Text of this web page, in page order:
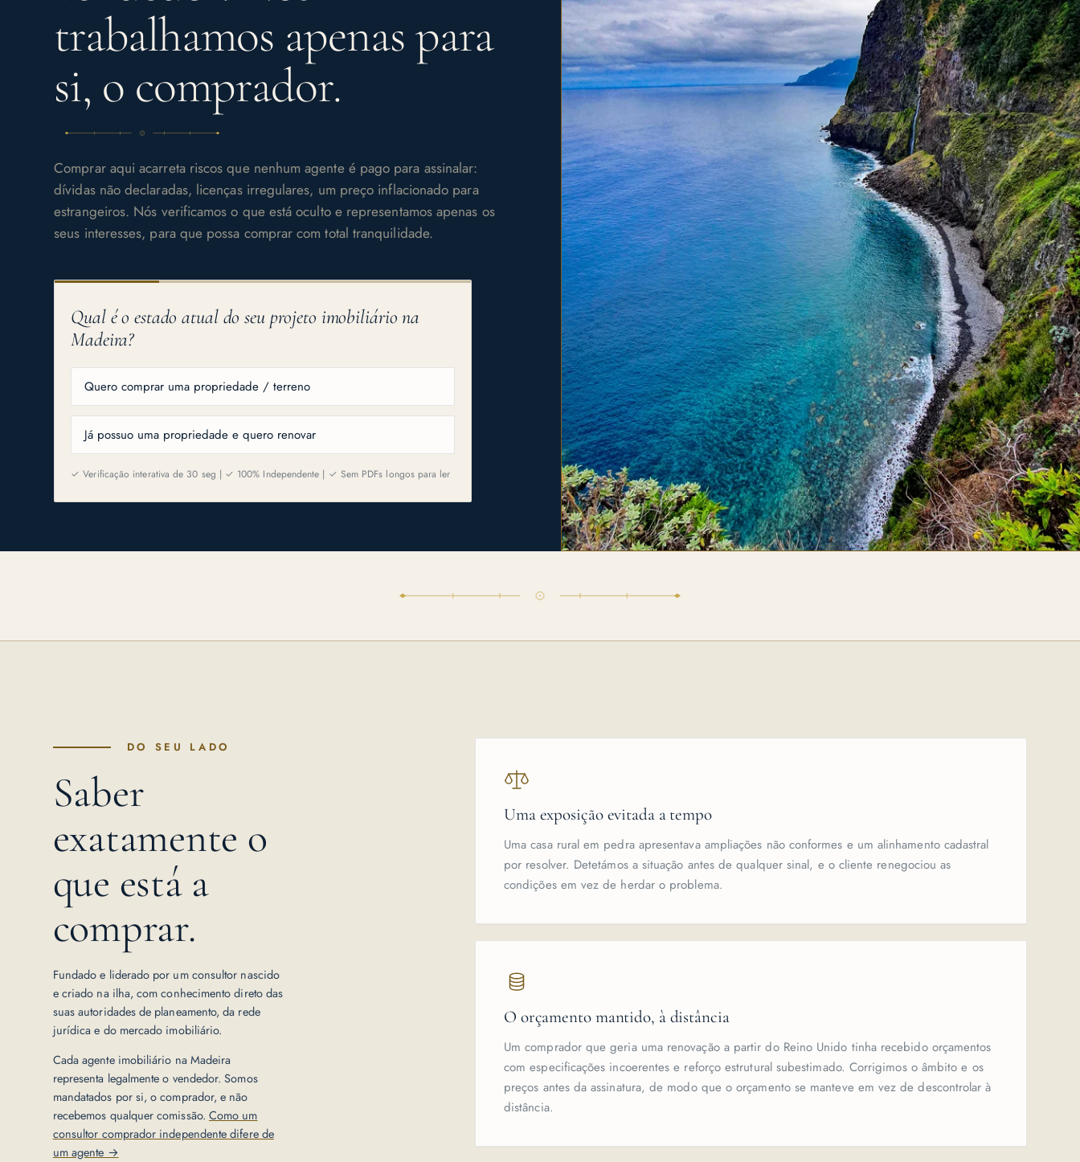
trabalhamos apenas para
si, o comprador.
Comprar aqui acarreta riscos que nenhum agente é pago para assinalar:
dívidas não declaradas, licenças irregulares, um preço inflacionado para
estrangeiros. Nós verificamos o que está oculto e representamos apenas os
seus interesses, para que possa comprar com total tranquilidade.
Qual é o estado atual do seu projeto imobiliário na
Madeira?
Quero comprar uma propriedade / terreno
Já possuo uma propriedade e quero renovar
✓ Verificação interativa de 30 seg | ✓ 100% Independente | ✓ Sem PDFs longos para ler
DO SEU LADO
Saber
exatamente o
que está a
comprar.
Fundado e liderado por um consultor nascido
e criado na ilha, com conhecimento direto das
suas autoridades de planeamento, da rede
jurídica e do mercado imobiliário.
Cada agente imobiliário na Madeira
representa legalmente o vendedor. Somos
mandatados por si, o comprador, e não
recebemos qualquer comissão. Como um
consultor comprador independente difere de
um agente →
Uma exposição evitada a tempo
Uma casa rural em pedra apresentava ampliações não conformes e um alinhamento cadastral
por resolver. Detetámos a situação antes de qualquer sinal, e o cliente renegociou as
condições em vez de herdar o problema.
O orçamento mantido, à distância
Um comprador que geria uma renovação a partir do Reino Unido tinha recebido orçamentos
com especificações incoerentes e reforço estrutural subestimado. Corrigimos o âmbito e os
preços antes da assinatura, de modo que o orçamento se manteve em vez de descontrolar à
distância.